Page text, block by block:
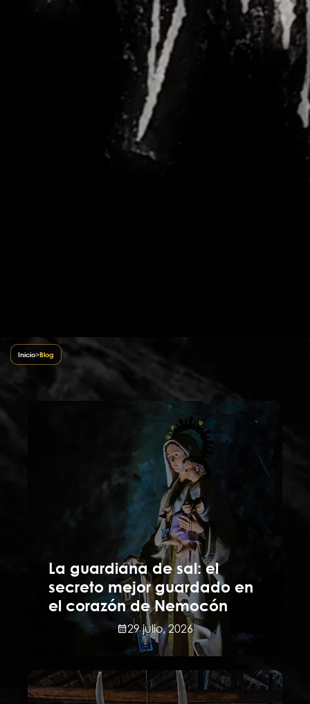
Inicio>Blog
La guardiana de sal: el
secreto mejor guardado en
el corazón de Nemocón
29 julio, 2026